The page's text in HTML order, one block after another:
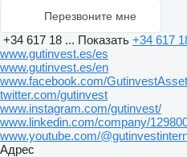
Перезвоните мне
+34 617 18 ... Показать +34 617
www.gutinvest.es/es
www.gutinvest.es/en
www.facebook.com/
twitter.com/gutinvest
www.instagram.com/gutinvest/
www.linkedin.com/company/
www.youtube.com/
Адрес